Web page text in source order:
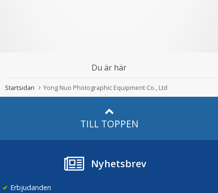
Du är här
Startsidan Yong Nuo Photographic Equipment Co., Ltd
TILL TOPPEN
Nyhetsbrev
✔ Erbjudanden